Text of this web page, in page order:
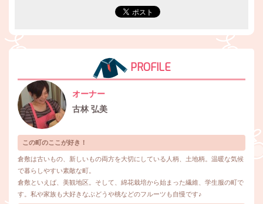
PROFILE
オーナー
古林 弘美
この町のここが好き！
倉敷は古いもの、新しいもの両方を大切にしている人柄、土地柄。温暖な気候
で暮らしやすい素敵な町。
倉敷といえば、美観地区。そして、綿花栽培から始まった繊維、学生服の町で
す。私や家族も大好きなぶどうや桃などのフルーツも自慢です♪